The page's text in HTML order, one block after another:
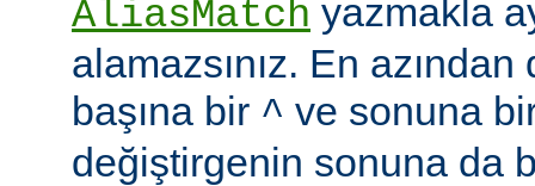
AliasMatch yazmakla
alamazsınız. En
başına bir ^ ve sonuna
değiştirgenin sonuna da